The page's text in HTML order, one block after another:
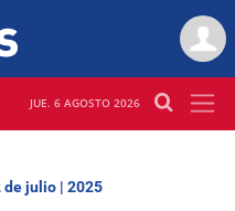
JUE. 6 AGOSTO 2026
julio | 2025